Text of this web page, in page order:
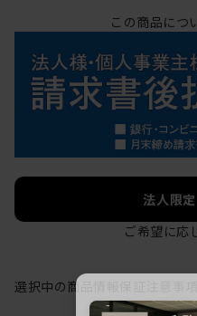
この商品につ
法人限
ご希望に応
選択中の商品情報